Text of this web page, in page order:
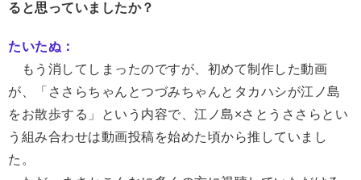
ると思っていましたか？
たいたぬ：
もう消してしまったのですが、初めて制作した動画
が、「ささらちゃんとつづみちゃんとタカハシが江ノ島
をお散歩する」という内容で、江ノ島×さとうささらとい
う組み合わせは動画投稿を始めた頃から推していまし
た。